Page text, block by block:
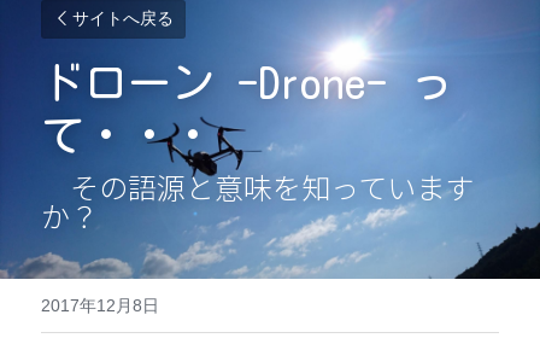
サイトへ戻る
ドローン -Drone- っ
て・・・
その語源と意味を知っています
か？
2017年12月8日